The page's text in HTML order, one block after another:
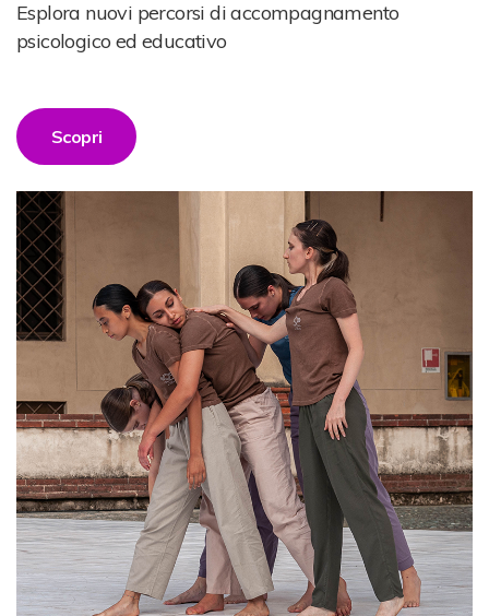
Esplora nuovi percorsi di accompagnamento
psicologico ed educativo
Scopri